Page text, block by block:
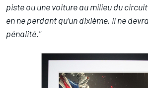
piste ou une voiture au milieu du
en ne perdant qu’un dixième, il ne
pénalité."